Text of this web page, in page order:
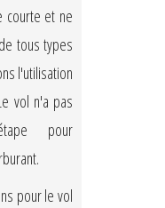
courte et ne
tous types
l'utilisation
vol n'a pas
pour
pour le vol